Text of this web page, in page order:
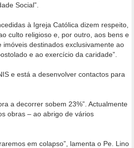
Social”.
à Igreja Católica dizem respeito,
culto religioso e, por outro, aos bens e
destinados exclusivamente ao
e ao exercício da caridade”.
e está a desenvolver contactos para
a decorrer sobem 23%”. Actualmente
obras – ao abrigo de vários
em colapso”, lamenta o Pe. Lino